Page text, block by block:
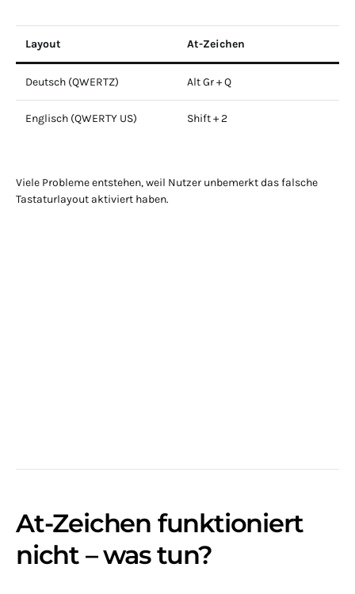
Layout At-Zeichen
Deutsch (QWERTZ) Alt Gr + Q
Englisch (QWERTY US) Shift + 2
Viele Probleme entstehen, weil Nutzer unbemerkt das falsche
Tastaturlayout aktiviert haben.
At-Zeichen funktioniert
nicht – was tun?